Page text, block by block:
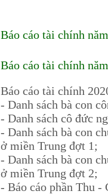
Báo cáo tài chính
Báo cáo tài chính
Báo cáo tài chính
- Danh sách bà con
- Danh sách cô đức
- Danh sách bà con
ở miền Trung đợt 1;
- Danh sách bà con
ở miền Trung đợt 2;
- Báo cáo phần Thu -